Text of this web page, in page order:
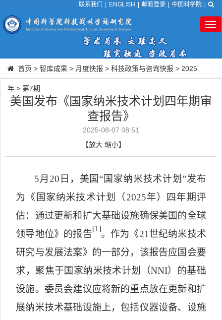
联系我们 ENGLISH 邮箱登录 中国科学院
首页 > 智库成果 > 月度快报 > 科技政策与咨询快报 > 2025
年 > 第7期
美国发布《国家纳米技术计划四年期审
查报告》
2025-08-07 08:51
【放大 缩小】
5月 20 日，美国“国家纳米技术计划”发布
为《国家纳米技术计划（ 2025年）四年期评
估：通过更新和扩大基础设施确保美国的全球
领导地位》的报告
[1]
。作为《21 世纪纳米技术
研究与发展法案》的一部分，该报告应国会要
求，聚焦于国家纳米技术计划（NNI）的基础
设施。委员会建议应将新的重点放在更新和扩
展纳米技术基础设施上，包括仪器设备、设施